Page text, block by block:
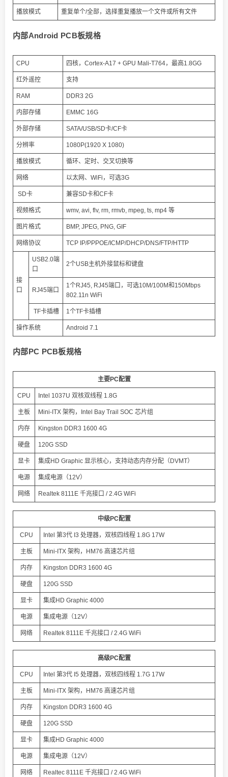
播放模式 重复单个/全部，选择重复播放一个文件或所有文件
内部Android PCB板规格
CPU 四核，Cortex-A17 + GPU Mali-T764，最高1.8GG
红外遥控 支持
RAM DDR3 2G
内部存储 EMMC 16G
外部存储 SATA/USB/SD卡/CF卡
分辨率 1080P(1920 X 1080)
播放模式 循环、定时、交叉切换等
网络 以太网、WiFi，可选3G
SD卡 兼容SD卡和CF卡
视频格式 wmv, avi, flv, rm, rmvb, mpeg, ts, mp4 等
图片格式 BMP, JPEG, PNG, GIF
网络协议 TCP IP/PPPOE/ICMP/DHCP/DNS/FTP/HTTP
接
口
USB2.0端
口
2个USB主机外接鼠标和键盘
RJ45端口
1个RJ45, RJ45端口，可选10M/100M和150Mbps
802.11n WiFi
TF卡插槽 1个TF卡插槽
操作系统 Android 7.1
内部PC PCB板规格
主要PC配置
CPU Intel 1037U 双核双线程 1.8G
主板 Mini-ITX 架构，Intel Bay Trail SOC 芯片组
内存 Kingston DDR3 1600 4G
硬盘 120G SSD
显卡 集成HD Graphic 显示核心，支持动态内存分配（DVMT）
电源 集成电源（12V）
网络 Realtek 8111E 千兆接口 / 2.4G WiFi
中级PC配置
CPU Intel 第3代 I3 处理器，双核四线程 1.8G 17W
主板 Mini-ITX 架构，HM76 高速芯片组
内存 Kingston DDR3 1600 4G
硬盘 120G SSD
显卡 集成HD Graphic 4000
电源 集成电源（12V）
网络 Realtek 8111E 千兆接口 / 2.4G WiFi
高级PC配置
CPU Intel 第3代 I5 处理器，双核四线程 1.7G 17W
主板 Mini-ITX 架构，HM76 高速芯片组
内存 Kingston DDR3 1600 4G
硬盘 120G SSD
显卡 集成HD Graphic 4000
电源 集成电源（12V）
网络 Realtec 8111E 千兆接口 / 2.4G WiFi